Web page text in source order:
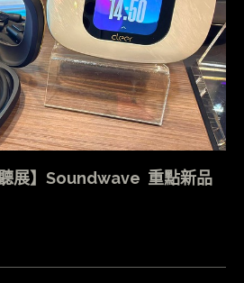
聽展】Soundwave 重點新品